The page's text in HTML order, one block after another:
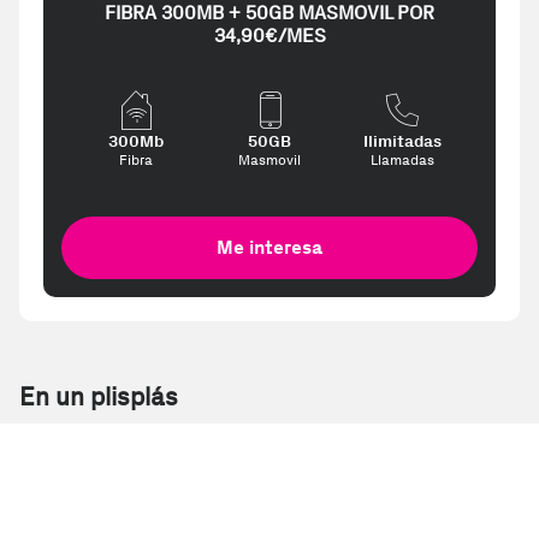
FIBRA 300MB + 50GB MASMOVIL POR
34,90€/MES
300Mb
Fibra
50GB
Masmovil
Ilimitadas
Llamadas
Me interesa
En un plisplás